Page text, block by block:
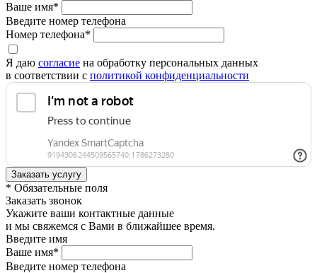
Ваше имя*
Введите номер телефона
Номер телефона*
Я даю согласие на обработку персональных данных
в соответствии с политикой конфиденциальности
* Обязательные поля
Заказать звонок
Укажите ваши контактные данные
и мы свяжемся с Вами в ближайшее время.
Введите имя
Ваше имя*
Введите номер телефона